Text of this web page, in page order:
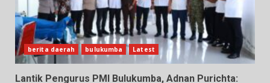
berita daerah bulukumba Latest
Lantik Pengurus PMI Bulukumba, Adnan Purichta: